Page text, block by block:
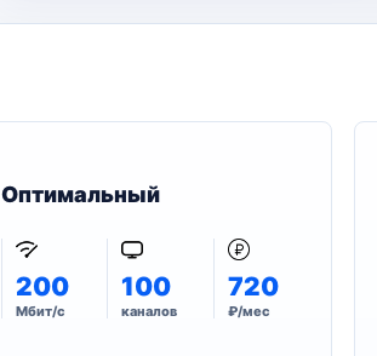
Оптимальный
200
Мбит/с
100
каналов
720
₽/мес